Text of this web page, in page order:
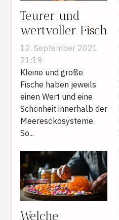
Teurer und
wertvoller Fisch
12. September 2021
21:19
Kleine und große
Fische haben jeweils
einen Wert und eine
Schönheit innerhalb der
Meeresökosysteme.
So...
Welche